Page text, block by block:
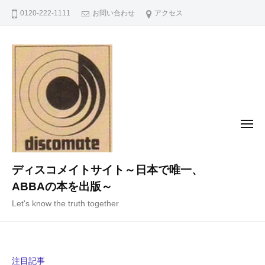
0120-222-1111 お問い合わせ アクセス
ディスコメイトサイト～日本で唯一、
ABBAの本を出版～
Let's know the truth together
メ
注目記事